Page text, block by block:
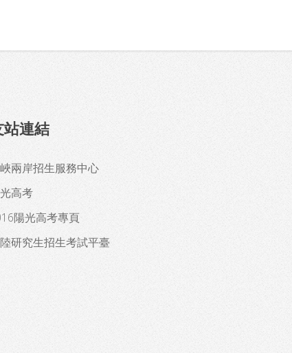
站連結
兩岸招生服務中心
高考
陽光高考專頁
研究生招生考試平臺